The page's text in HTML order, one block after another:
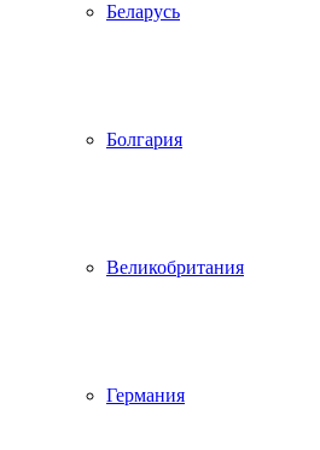
Беларусь
Болгария
Великобритания
Германия